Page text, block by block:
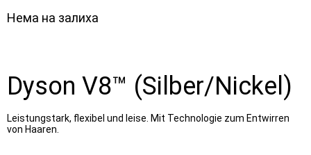
Нема на залиха
Dyson V8™ (Silber/Nickel)
Leistungstark, flexibel und leise. Mit Technologie zum Entwirren
von Haaren.